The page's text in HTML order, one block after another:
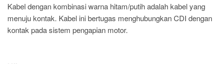
Kabel dengan kombinasi warna hitam/putih adalah kabel yang
menuju kontak. Kabel ini bertugas menghubungkan CDI dengan
kontak pada sistem pengapian motor.